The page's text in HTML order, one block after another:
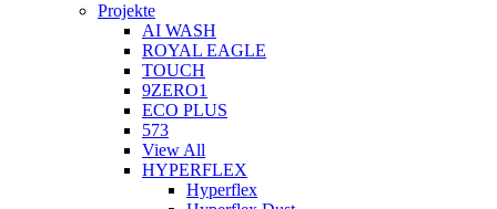
Projekte
AI WASH
ROYAL EAGLE
TOUCH
9ZERO1
ECO PLUS
573
View All
HYPERFLEX
Hyperflex